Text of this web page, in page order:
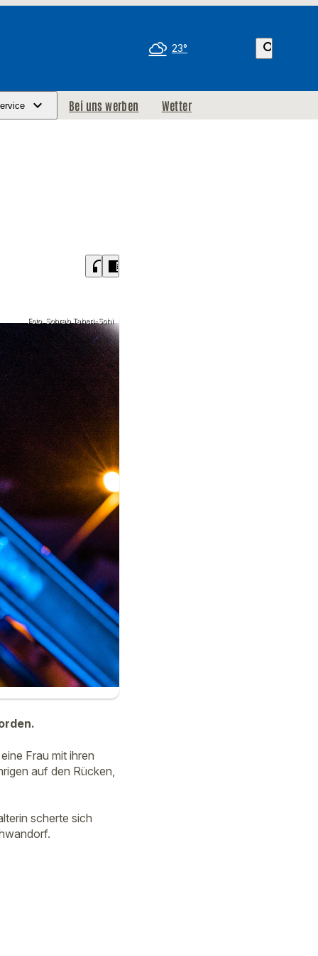
23° search
Bei uns werben Wetter
headphones chrome_reader_mode
Foto: Sohrab Taheri-Sohi
Frau mit ihren
auf den Rücken,
scherte sich